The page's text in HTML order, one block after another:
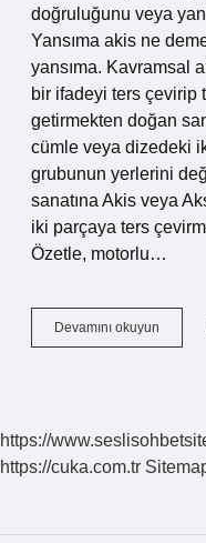
doğruluğunu veya
Yansıma akis ne
yansıma. Kavramsal
bir ifadeyi ters çevirip
getirmekten doğan
cümle veya dizedeki
grubunun yerlerini
sanatına Akis veya
iki parçaya ters
Özetle, motorlu…
Devamını okuyun
Nedir
https://
https://cuka.com.tr